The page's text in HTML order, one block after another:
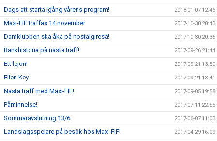
Dags att starta igång vårens program! 2018-01-07 12:46
Maxi-FIF träffas 14 november 2017-10-30 20:43
Damklubben ska åka på nostalgiresa! 2017-10-30 20:35
Bankhistoria på nästa träff! 2017-09-26 21:44
Ett lejon! 2017-09-21 13:50
Ellen Key 2017-09-21 13:41
Nästa träff med Maxi-FIF! 2017-09-05 19:58
Påminnelse! 2017-07-11 22:55
Sommaravslutning 13/6 2017-06-07 11:03
Landslagsspelare på besök hos Maxi-FIF! 2017-04-29 16:09